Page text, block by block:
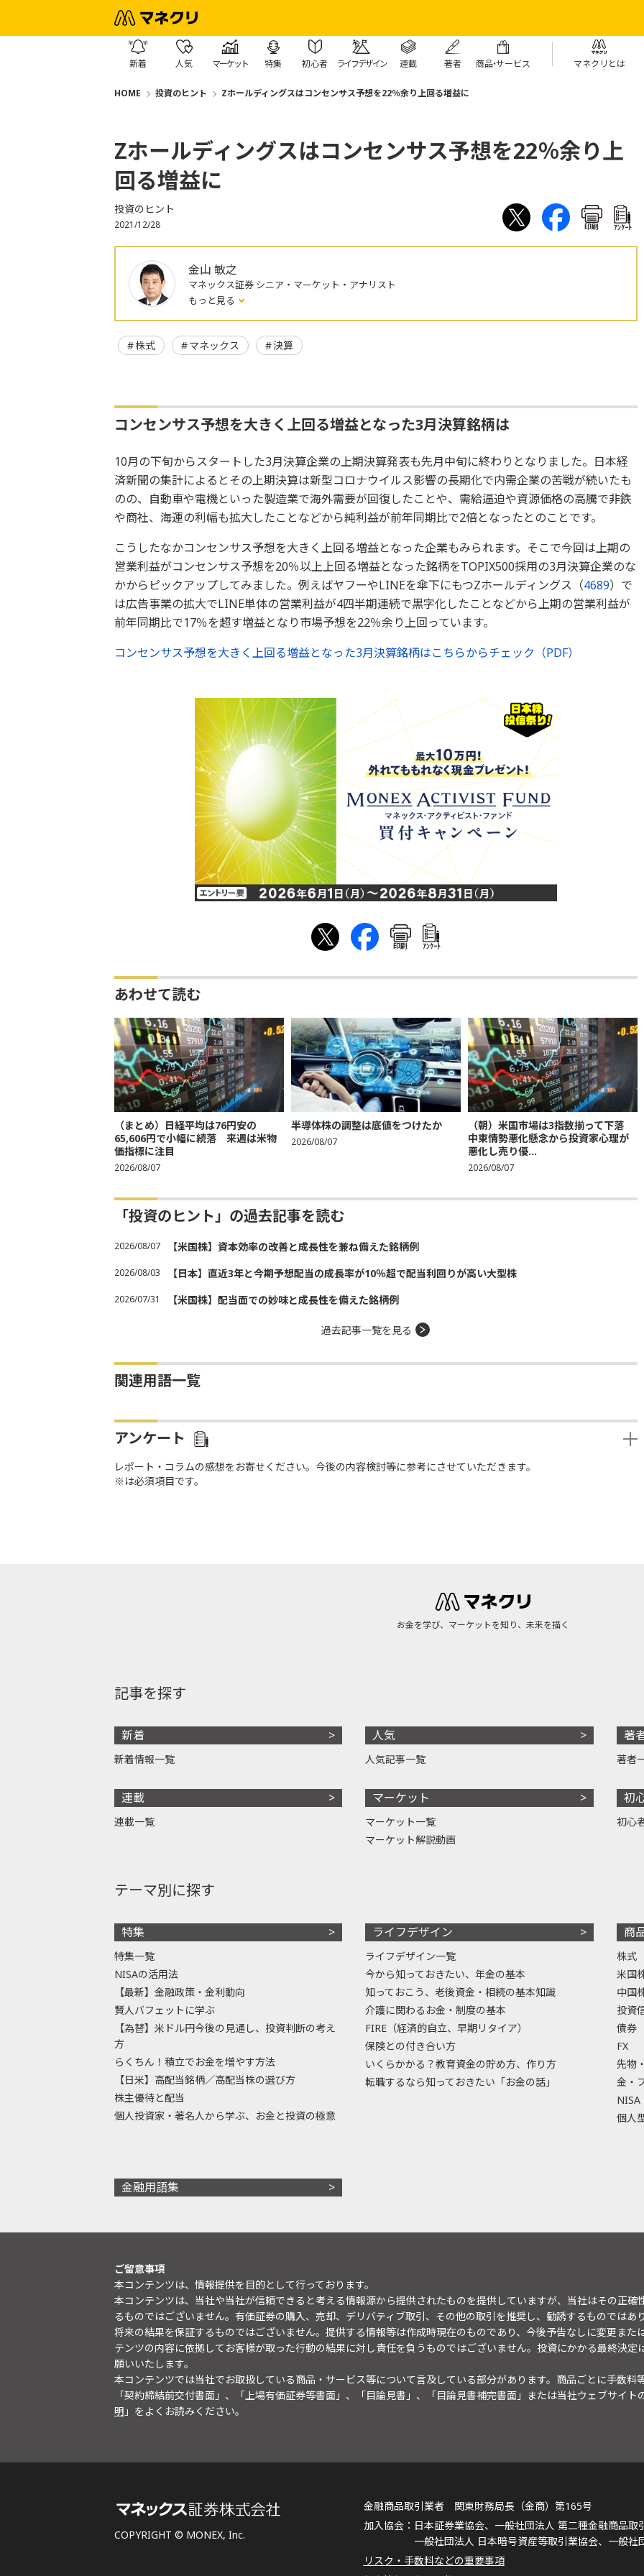
新着 人気 マーケット 特集 初心者 ライフデザイン 連載 著者 商品・サービス マネクリとは
HOME 投資のヒント Zホールディングスはコンセンサス予想を22％余り上回る増益に
Zホールディングスはコンセンサス予想を22％余り上
回る増益に
投資のヒント
2021/12/28 印刷 ｱﾝｹｰﾄ
金山 敏之
マネックス証券 シニア・マーケット・アナリスト
もっと見る
株式 マネックス 決算
コンセンサス予想を大きく上回る増益となった3月決算銘柄は
10月の下旬からスタートした3月決算企業の上期決算発表も先月中旬に終わりとなりました。日本経
済新聞の集計によるとその上期決算は新型コロナウイルス影響の長期化で内需企業の苦戦が続いたも
のの、自動車や電機といった製造業で海外需要が回復したことや、需給逼迫や資源価格の高騰で非鉄
や商社、海運の利幅も拡大したことなどから純利益が前年同期比で2倍となったとのことです。
こうしたなかコンセンサス予想を大きく上回る増益となった企業もみられます。そこで今回は上期の
営業利益がコンセンサス予想を20％以上上回る増益となった銘柄をTOPIX500採用の3月決算企業のな
かからピックアップしてみました。例えばヤフーやLINEを傘下にもつZホールディングス（4689）で
は広告事業の拡大でLINE単体の営業利益が4四半期連続で黒字化したことなどから上期の営業利益が
前年同期比で17％を超す増益となり市場予想を22％余り上回っています。
コンセンサス予想を大きく上回る増益となった3月決算銘柄はこちらからチェック（PDF）
印刷 ｱﾝｹｰﾄ
あわせて読む
（まとめ）日経平均は76円安の
65,606円で小幅に続落 来週は米物
価指標に注目
2026/08/07
半導体株の調整は底値をつけたか
2026/08/07
（朝）米国市場は3指数揃って下落
中東情勢悪化懸念から投資家心理が
悪化し売り優...
2026/08/07
「投資のヒント」の過去記事を読む
2026/08/07 【米国株】資本効率の改善と成長性を兼ね備えた銘柄例
2026/08/03 【日本】直近3年と今期予想配当の成長率が10％超で配当利回りが高い大型株
2026/07/31 【米国株】配当面での妙味と成長性を備えた銘柄例
過去記事一覧を見る
関連用語一覧
アンケート
レポート・コラムの感想をお寄せください。今後の内容検討等に参考にさせていただきます。
※は必須項目です。
お金を学び、マーケットを知り、未来を描く
記事を探す
新着
新着情報一覧
連載
連載一覧
人気
人気記事一覧
マーケット
マーケット一覧
マーケット解説動画
著
著者
初
初心
テーマ別に探す
特集
特集一覧
NISAの活用法
【最新】金融政策・金利動向
賢人バフェットに学ぶ
【為替】米ドル円今後の見通し、投資判断の考え
方
らくちん！積立でお金を増やす方法
【日米】高配当銘柄／高配当株の選び方
株主優待と配当
個人投資家・著名人から学ぶ、お金と投資の極意
ライフデザイン
ライフデザイン一覧
今から知っておきたい、年金の基本
知っておこう、老後資金・相続の基本知識
介護に関わるお金・制度の基本
FIRE（経済的自立、早期リタイア）
保険との付き合い方
いくらかかる？教育資金の貯め方、作り方
転職するなら知っておきたい「お金の話」
商
株式
米国
中国
投資
債券
FX
先物
金・
NISA
個人
金融用語集
ご留意事項
本コンテンツは、情報提供を目的として行っております。
本コンテンツは、当社や当社が信頼できると考える情報源から提供されたものを提供していますが、当社はその正
るものではございません。有価証券の購入、売却、デリバティブ取引、その他の取引を推奨し、勧誘するものではあ
将来の結果を保証するものではございません。提供する情報等は作成時現在のものであり、今後予告なしに変更また
テンツの内容に依拠してお客様が取った行動の結果に対し責任を負うものではございません。投資にかかる最終決
願いいたします。
本コンテンツでは当社でお取扱している商品・サービス等について言及している部分があります。商品ごとに手数料
「契約締結前交付書面」、「上場有価証券等書面」、「目論見書」、「目論見書補完書面」または当社ウェブサイト
明 」をよくお読みください。
COPYRIGHT © MONEX, Inc.
金融商品取引業者 関東財務局長（金商）第165号
日本証券業協会、一般社団法人 第二種金融商品取
一般社団法人 日本暗号資産等取引業協会、一般社
リスク・手数料などの重要事項